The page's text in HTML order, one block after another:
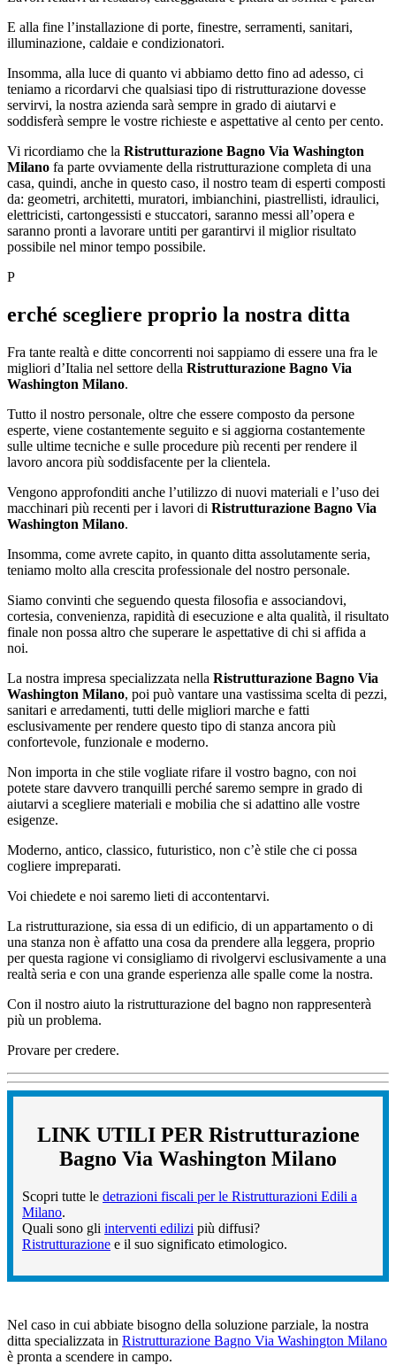
E alla fine l’installazione di porte, finestre, serramenti, sanitari,
illuminazione, caldaie e condizionatori.
Insomma, alla luce di quanto vi abbiamo detto fino ad adesso, ci
teniamo a ricordarvi che qualsiasi tipo di ristrutturazione dovesse
servirvi, la nostra azienda sarà sempre in grado di aiutarvi e
soddisferà sempre le vostre richieste e aspettative al cento per cento.
Vi ricordiamo che la Ristrutturazione Bagno Via Washington
Milano fa parte ovviamente della ristrutturazione completa di una
casa, quindi, anche in questo caso, il nostro team di esperti composti
da: geometri, architetti, muratori, imbianchini, piastrellisti, idraulici,
elettricisti, cartongessisti e stuccatori, saranno messi all’opera e
saranno pronti a lavorare untiti per garantirvi il miglior risultato
possibile nel minor tempo possibile.
P
erché scegliere proprio la nostra ditta
Fra tante realtà e ditte concorrenti noi sappiamo di essere una fra le
migliori d’Italia nel settore della Ristrutturazione Bagno Via
Washington Milano.
Tutto il nostro personale, oltre che essere composto da persone
esperte, viene costantemente seguito e si aggiorna costantemente
sulle ultime tecniche e sulle procedure più recenti per rendere il
lavoro ancora più soddisfacente per la clientela.
Vengono approfonditi anche l’utilizzo di nuovi materiali e l’uso dei
macchinari più recenti per i lavori di Ristrutturazione Bagno Via
Washington Milano.
Insomma, come avrete capito, in quanto ditta assolutamente seria,
teniamo molto alla crescita professionale del nostro personale.
Siamo convinti che seguendo questa filosofia e associandovi,
cortesia, convenienza, rapidità di esecuzione e alta qualità, il risultato
finale non possa altro che superare le aspettative di chi si affida a
noi.
La nostra impresa specializzata nella Ristrutturazione Bagno Via
Washington Milano, poi può vantare una vastissima scelta di pezzi,
sanitari e arredamenti, tutti delle migliori marche e fatti
esclusivamente per rendere questo tipo di stanza ancora più
confortevole, funzionale e moderno.
Non importa in che stile vogliate rifare il vostro bagno, con noi
potete stare davvero tranquilli perché saremo sempre in grado di
aiutarvi a scegliere materiali e mobilia che si adattino alle vostre
esigenze.
Moderno, antico, classico, futuristico, non c’è stile che ci possa
cogliere impreparati.
Voi chiedete e noi saremo lieti di accontentarvi.
La ristrutturazione, sia essa di un edificio, di un appartamento o di
una stanza non è affatto una cosa da prendere alla leggera, proprio
per questa ragione vi consigliamo di rivolgervi esclusivamente a una
realtà seria e con una grande esperienza alle spalle come la nostra.
Con il nostro aiuto la ristrutturazione del bagno non rappresenterà
più un problema.
Provare per credere.
LINK UTILI PER Ristrutturazione
Bagno Via Washington Milano
Scopri tutte le detrazioni fiscali per le Ristrutturazioni Edili a
Milano.
Quali sono gli interventi edilizi più diffusi?
Ristrutturazione e il suo significato etimologico.
Nel caso in cui abbiate bisogno della soluzione parziale, la nostra
ditta specializzata in Ristrutturazione Bagno Via Washington Milano
è pronta a scendere in campo.